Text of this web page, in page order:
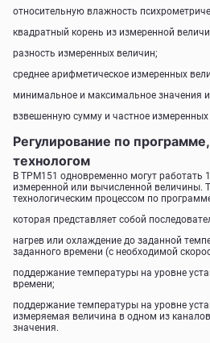
относительную влажность
квадратный корень из измеренной
разность измеренных величин;
среднее арифметическое измеренных
минимальное и максимальное значения
взвешенную сумму и частное измеренных
Регулирование по
технологом
В ТРМ151 одновременно могут работать
измеренной или вычисленной величины.
технологическим процессом по
которая представляет собой
нагрев или охлаждение до заданной
заданного времени (с необходимой
поддержание температуры на уровне
времени;
поддержание температуры на уровне
измеряемая величина в одном из
значения.